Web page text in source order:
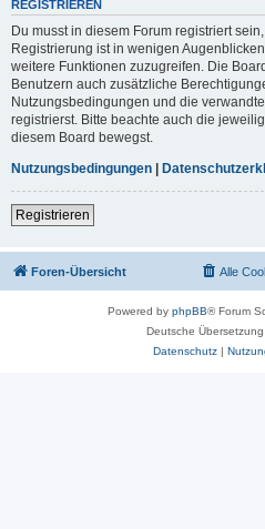
REGISTRIEREN
Du musst in diesem Forum registriert
Registrierung ist in wenigen
weitere Funktionen zuzugreifen. Die
Benutzern auch zusätzliche
Nutzungsbedingungen und die
registrierst. Bitte beachte auch die
diesem Board bewegst.
Nutzungsbedingungen |
Registrieren
Foren-Übersicht Alle
Powered by phpBB® Forum
Deutsche
Datenschutz|